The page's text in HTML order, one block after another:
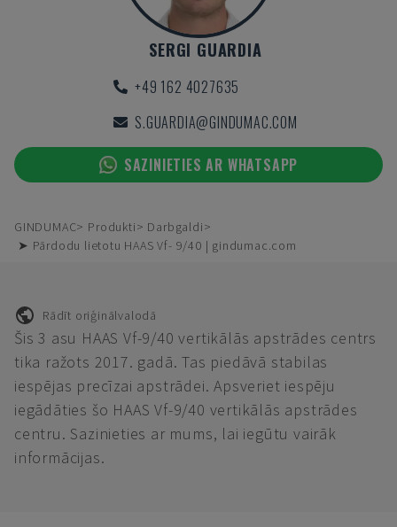
SERGI GUARDIA
+49 162 4027635
S.GUARDIA@GINDUMAC.COM
SAZINIETIES AR WHATSAPP
GINDUMAC Produkti
Darbgaldi
➤ Pārdodu lietotu HAAS Vf- 9/40 | gindumac.com
Rādīt oriģinālvalodā
Šis 3 asu HAAS Vf-9/40 vertikālās apstrādes centrs
tika ražots 2017. gadā. Tas piedāvā stabilas
iespējas precīzai apstrādei. Apsveriet iespēju
iegādāties šo HAAS Vf-9/40 vertikālās apstrādes
centru. Sazinieties ar mums, lai iegūtu vairāk
informācijas.